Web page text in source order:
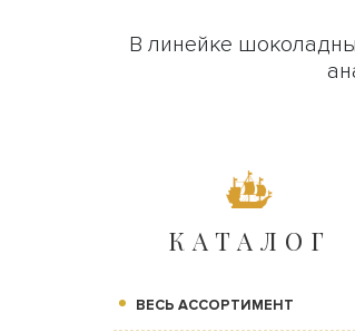
В линейке
КАТАЛОГ
ВЕСЬ АССОРТИМЕНТ